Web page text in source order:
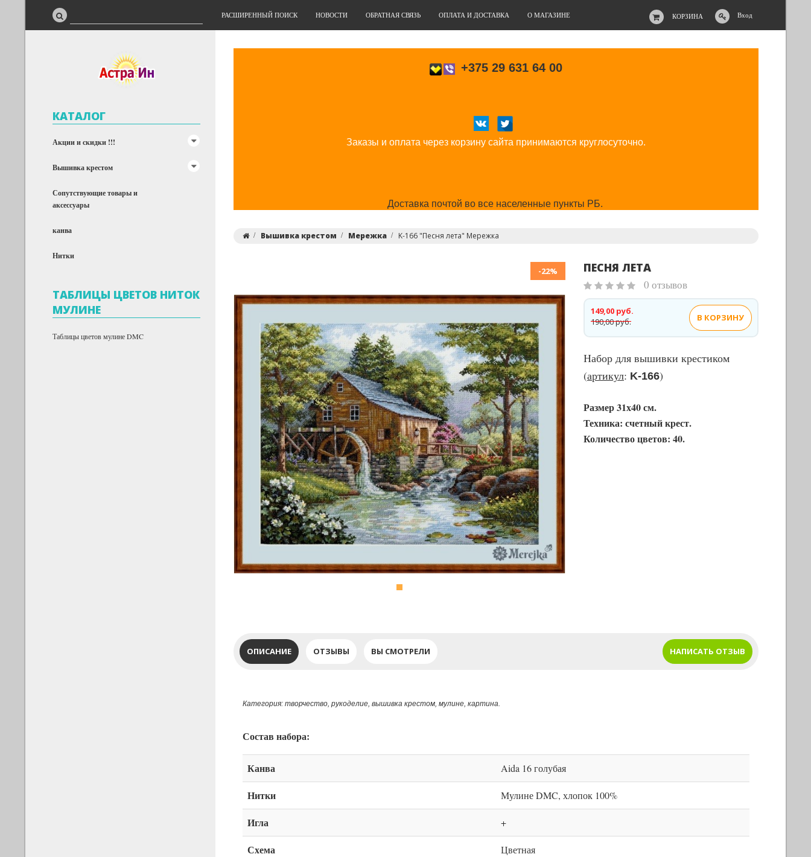
КОРЗИНА Вход
РАСШИРЕННЫЙ ПОИСК НОВОСТИ ОБРАТНАЯ СВЯЗЬ ОПЛАТА И ДОСТАВКА О МАГАЗИНЕ
КАТАЛОГ
Акции и скидки !!!
Вышивка крестом
Сопутствующие товары и
аксессуары
канва
Нитки
ТАБЛИЦЫ ЦВЕТОВ НИТОК
МУЛИНЕ
Таблицы цветов мулине DMC
+375 29 631 64 00
Заказы и оплата через корзину сайта принимаются круглосуточно.
Доставка почтой во все населенные пункты РБ.
Вышивка крестом Мережка K-166 "Песня лета" Мережка
-22% ПЕСНЯ ЛЕТА
0 отзывов
190,00 руб.
149,00 руб.
В КОРЗИНУ
Набор для вышивки крестиком
(артикул: K-166)
Размер 31х40 см.
Техника: счетный крест.
Количество цветов: 40.
ОПИСАНИЕ ОТЗЫВЫ НАПИСАТЬ ОТЗЫВ
ВЫ СМОТРЕЛИ
Категория: творчество, рукоделие, вышивка крестом, мулине, картина.
Состав набора:
Канва Aida 16 голубая
Нитки Мулине DMC, хлопок 100%
Игла +
Схема Цветная